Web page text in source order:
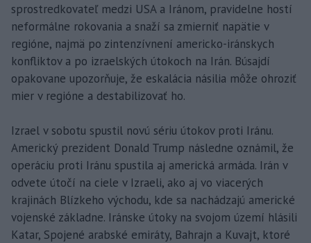
sprostredkovateľ medzi USA a Iránom, pravidelne hostí
neformálne rokovania a snaží sa zmierniť napätie v
regióne, najmä po zintenzívnení americko-iránskych
konfliktov a po izraelských útokoch na Irán. Búsajdí
opakovane upozorňuje, že eskalácia násilia môže ohroziť
mier v regióne a destabilizovať ho.
Izrael v sobotu spustil novú sériu útokov proti Iránu.
Americký prezident Donald Trump následne oznámil, že
operáciu proti Iránu spustila aj americká armáda. Irán v
odvete útočí na ciele v Izraeli, ako aj vo viacerých
krajinách Blízkeho východu, kde sa nachádzajú americké
vojenské základne. Iránske útoky na svojom území hlásili
Katar, Spojené arabské emiráty, Bahrajn a Kuvajt, ktoré